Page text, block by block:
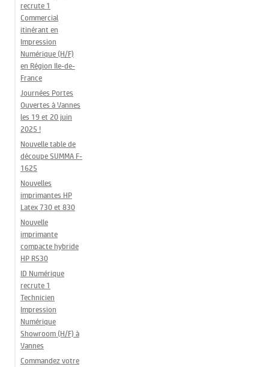
recrute 1
Commercial
itinérant en
Impression
Numérique (H/F)
en Région Ile-de-
France
Journées Portes
Ouvertes à Vannes
les 19 et 20 juin
2025 !
Nouvelle table de
découpe SUMMA F-
1625
Nouvelles
imprimantes HP
Latex 730 et 830
Nouvelle
imprimante
compacte hybride
HP R530
ID Numérique
recrute 1
Technicien
Impression
Numérique
Showroom (H/F) à
Vannes
Commandez votre